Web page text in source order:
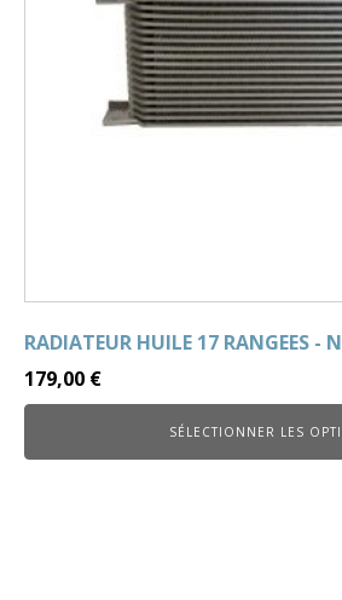
RADIATEUR HUILE 17 RANGEES -
179,00 €
SÉLECTIONNER LES